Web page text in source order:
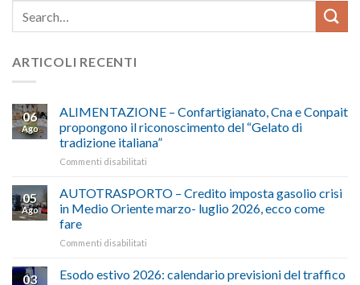
ARTICOLI RECENTI
06
Ago
ALIMENTAZIONE – Confartigianato, Cna e Conpait
propongono il riconoscimento del “Gelato di
tradizione italiana”
Commenti disabilitati
–
Confartigianato,
Cna
il
05
Ago
AUTOTRASPORTO – Credito imposta gasolio crisi
in Medio Oriente marzo- luglio 2026, ecco come
fare
Commenti disabilitati
–
03
Esodo estivo 2026: calendario previsioni del traffico